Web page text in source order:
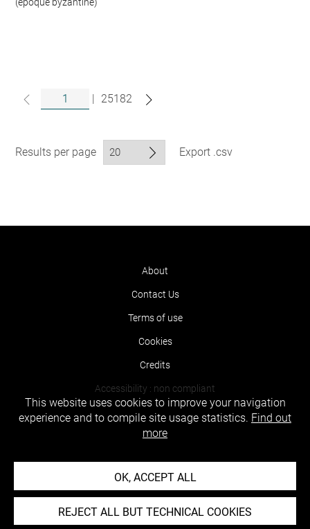
| 25182
Results per page Export .csv
About
Contact Us
Terms of use
Cookies
Credits
Accessibility : non compliant
This website uses cookies to improve your navigation
experience and to compile site usage statistics. Find out
more
OK, ACCEPT ALL
REJECT ALL BUT TECHNICAL COOKIES